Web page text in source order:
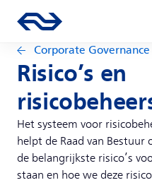
Hoofdnavigatie
Ga naar de homepage van
Corporate Governance
Risico’s en
Het systeem voor
helpt de Raad van
de belangrijkste risico’s
staan en hoe we deze